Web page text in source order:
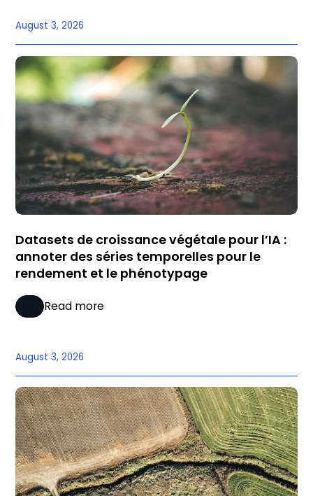
August 3, 2026
Datasets de croissance végétale pour l’IA :
annoter des séries temporelles pour le
rendement et le phénotypage
Read more
August 3, 2026